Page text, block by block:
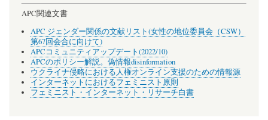
APC関連文書
APC ジェンダー関係の文献リスト(女性の地位委員会（CSW）
第67回会合に向けて)
APCコミュニティアップデート(2022/10)
APCのポリシー解説。偽情報disinformation
ウクライナ侵略における人権オンライン支援のための情報源
インターネットにおけるフェミニスト原則
フェミニスト・インターネット・リサーチ白書